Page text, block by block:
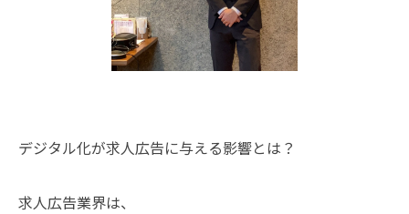
デジタル化が求人広告に与える影響とは？
求人広告業界は、